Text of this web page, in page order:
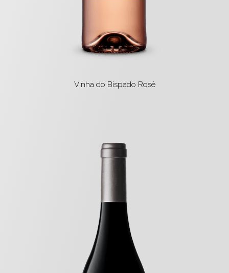
Vinha do Bispado Rosé